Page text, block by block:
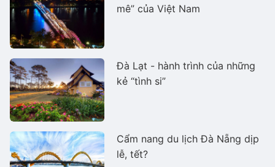
mê” của Việt Nam
Đà Lạt - hành trình của những
kẻ “tình si”
Cẩm nang du lịch Đà Nẵng dịp
lễ, tết?